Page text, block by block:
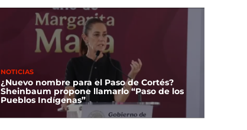
NOTICIAS
¿Nuevo nombre para el Paso de Cortés?
Sheinbaum propone llamarlo “Paso de los
Pueblos Indígenas”